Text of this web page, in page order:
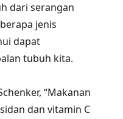
dari serangan
jenis
dapat
tubuh kita.
“Makanan
dan vitamin C